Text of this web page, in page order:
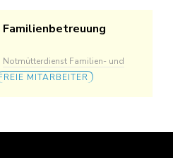
Notmütterdienst Familien- und
MITARBEITER